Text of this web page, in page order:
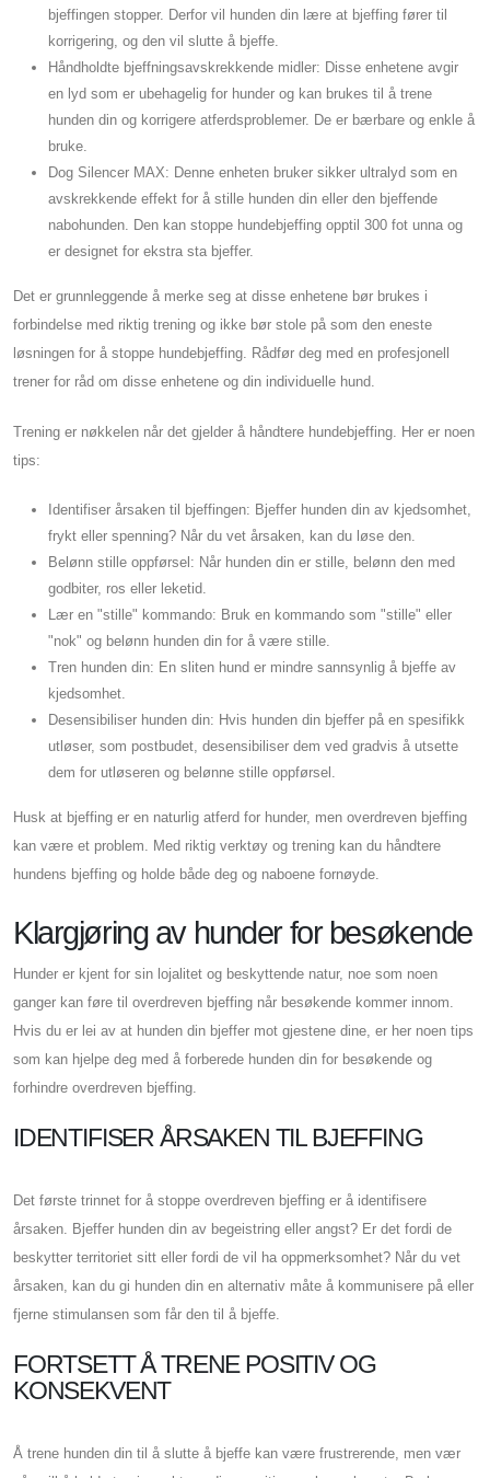
bjeffingen stopper. Derfor vil hunden din lære at bjeffing fører til
korrigering, og den vil slutte å bjeffe.
Håndholdte bjeffningsavskrekkende midler: Disse enhetene avgir
en lyd som er ubehagelig for hunder og kan brukes til å trene
hunden din og korrigere atferdsproblemer. De er bærbare og enkle å
bruke.
Dog Silencer MAX: Denne enheten bruker sikker ultralyd som en
avskrekkende effekt for å stille hunden din eller den bjeffende
nabohunden. Den kan stoppe hundebjeffing opptil 300 fot unna og
er designet for ekstra sta bjeffer.
Det er grunnleggende å merke seg at disse enhetene bør brukes i
forbindelse med riktig trening og ikke bør stole på som den eneste
løsningen for å stoppe hundebjeffing. Rådfør deg med en profesjonell
trener for råd om disse enhetene og din individuelle hund.
Trening er nøkkelen når det gjelder å håndtere hundebjeffing. Her er noen
tips:
Identifiser årsaken til bjeffingen: Bjeffer hunden din av kjedsomhet,
frykt eller spenning? Når du vet årsaken, kan du løse den.
Belønn stille oppførsel: Når hunden din er stille, belønn den med
godbiter, ros eller leketid.
Lær en "stille" kommando: Bruk en kommando som "stille" eller
"nok" og belønn hunden din for å være stille.
Tren hunden din: En sliten hund er mindre sannsynlig å bjeffe av
kjedsomhet.
Desensibiliser hunden din: Hvis hunden din bjeffer på en spesifikk
utløser, som postbudet, desensibiliser dem ved gradvis å utsette
dem for utløseren og belønne stille oppførsel.
Husk at bjeffing er en naturlig atferd for hunder, men overdreven bjeffing
kan være et problem. Med riktig verktøy og trening kan du håndtere
hundens bjeffing og holde både deg og naboene fornøyde.
Klargjøring av hunder for besøkende
Hunder er kjent for sin lojalitet og beskyttende natur, noe som noen
ganger kan føre til overdreven bjeffing når besøkende kommer innom.
Hvis du er lei av at hunden din bjeffer mot gjestene dine, er her noen tips
som kan hjelpe deg med å forberede hunden din for besøkende og
forhindre overdreven bjeffing.
IDENTIFISER ÅRSAKEN TIL BJEFFING
Det første trinnet for å stoppe overdreven bjeffing er å identifisere
årsaken. Bjeffer hunden din av begeistring eller angst? Er det fordi de
beskytter territoriet sitt eller fordi de vil ha oppmerksomhet? Når du vet
årsaken, kan du gi hunden din en alternativ måte å kommunisere på eller
fjerne stimulansen som får den til å bjeffe.
FORTSETT Å TRENE POSITIV OG
KONSEKVENT
Å trene hunden din til å slutte å bjeffe kan være frustrerende, men vær